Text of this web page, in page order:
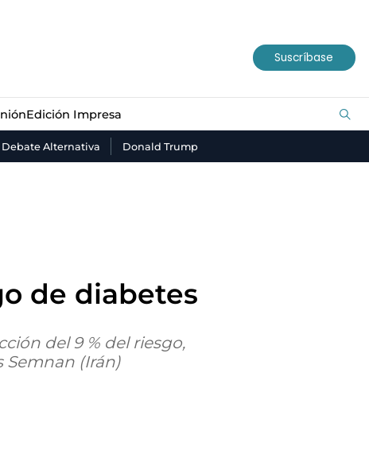
Suscríbase
Edición Impresa
Debate Alternativa Donald Trump
de diabetes
del 9 % del riesgo,
Semnan (Irán)